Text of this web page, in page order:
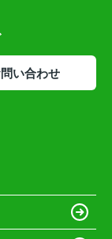
い合わせ